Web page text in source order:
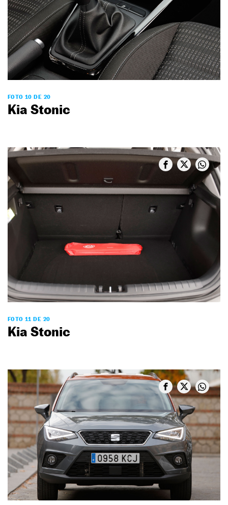
FOTO 10 DE 20
Kia Stonic
FOTO 11 DE 20
Kia Stonic